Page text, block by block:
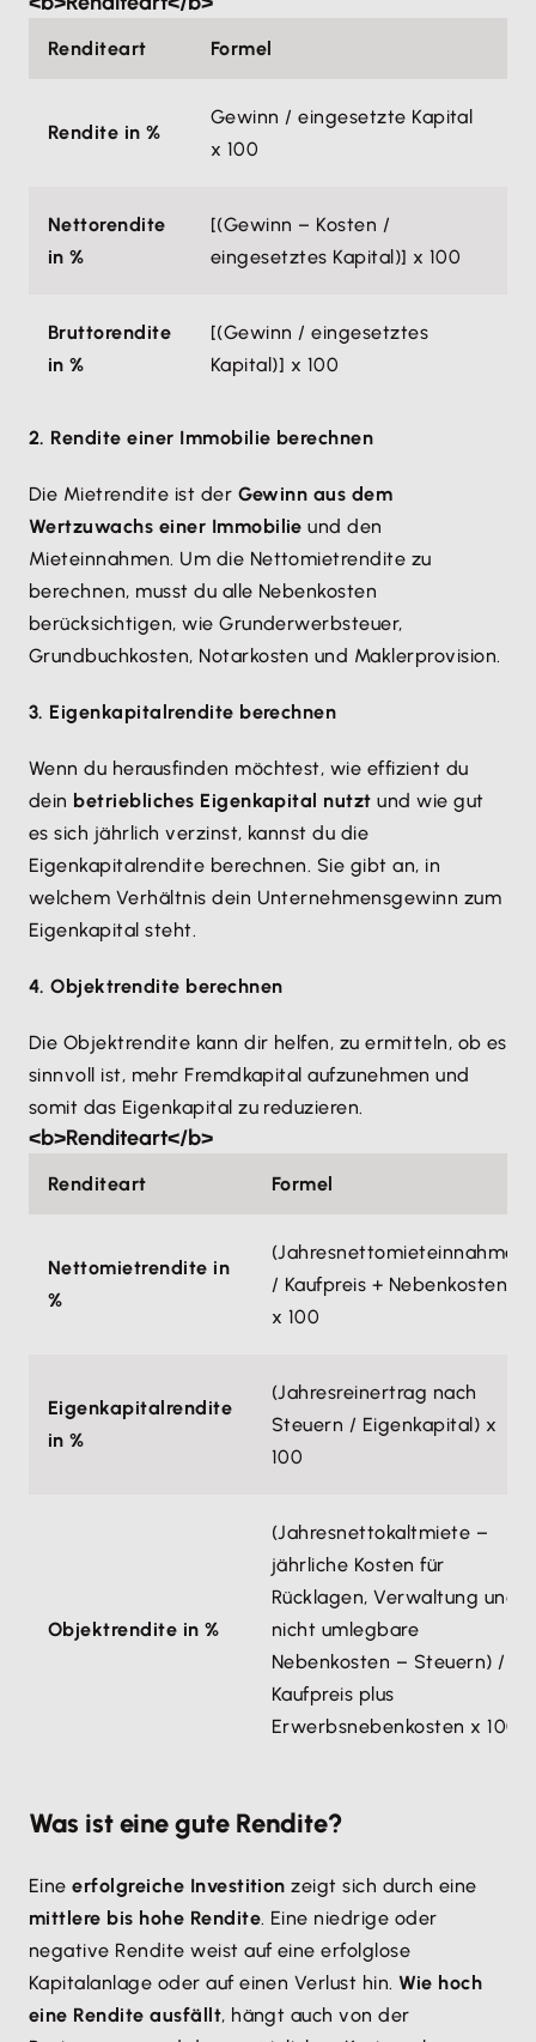
Renditeart Formel
Rendite in %
Gewinn / eingesetzte Kapital
x 100
Nettorendite
in %
[(Gewinn – Kosten /
eingesetztes Kapital)] x 100
Bruttorendite
in %
[(Gewinn / eingesetztes
Kapital)] x 100
2. Rendite einer Immobilie berechnen
Die Mietrendite ist der Gewinn aus dem
Wertzuwachs einer Immobilie und den
Mieteinnahmen. Um die Nettomietrendite zu
berechnen, musst du alle Nebenkosten
berücksichtigen, wie Grunderwerbsteuer,
Grundbuchkosten, Notarkosten und Maklerprovision.
3. Eigenkapitalrendite berechnen
Wenn du herausfinden möchtest, wie effizient du
dein betriebliches Eigenkapital nutzt und wie gut
es sich jährlich verzinst, kannst du die
Eigenkapitalrendite berechnen. Sie gibt an, in
welchem Verhältnis dein Unternehmensgewinn zum
Eigenkapital steht.
4. Objektrendite berechnen
Die Objektrendite kann dir helfen, zu ermitteln, ob es
sinnvoll ist, mehr Fremdkapital aufzunehmen und
somit das Eigenkapital zu reduzieren.
<b>Renditeart</b>
Renditeart Formel
Nettomietrendite in
%
(Jahresnettomieteinnahmen
/ Kaufpreis + Nebenkosten)
x 100
Eigenkapitalrendite
in %
(Jahresreinertrag nach
Steuern / Eigenkapital) x
100
Objektrendite in %
(Jahresnettokaltmiete –
jährliche Kosten für
Rücklagen, Verwaltung und
nicht umlegbare
Nebenkosten – Steuern) /
Kaufpreis plus
Erwerbsnebenkosten x 100
Was ist eine gute Rendite?
Eineerfolgreiche Investition zeigt sich durch eine
mittlere bis hohe Rendite. Eine niedrige oder
negative Rendite weist auf eine erfolglose
Kapitalanlage oder auf einen Verlust hin.Wie hoch
eine Rendite ausfällt, hängt auch von der